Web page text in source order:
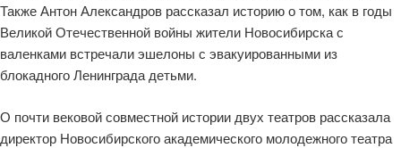
Также Антон Александров рассказал историю о том, как в годы
Великой Отечественной войны жители Новосибирска с
валенками встречали эшелоны с эвакуированными из
блокадного Ленинграда детьми.
О почти вековой совместной истории двух театров рассказала
директор Новосибирского академического молодежного театра